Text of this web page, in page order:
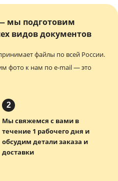
мы подготовим
видов документов
файлы по всей России.
фото к нам по e-mail — это
2
Мы свяжемся с вами в
течение 1 рабочего дня и
обсудим детали заказа и
доставки